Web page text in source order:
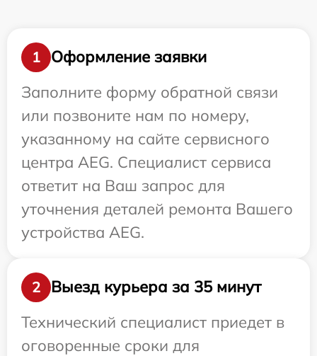
1
Оформление заявки
Заполните форму обратной связи
или позвоните нам по номеру,
указанному на сайте сервисного
центра AEG. Специалист сервиса
ответит на Ваш запрос для
уточнения деталей ремонта Вашего
устройства AEG.
2
Выезд курьера за 35 минут
Технический специалист приедет в
оговоренные сроки для